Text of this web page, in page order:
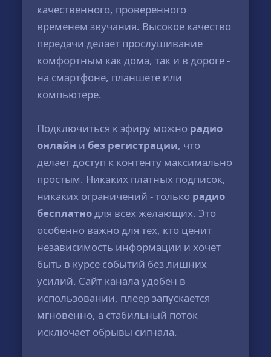
качественного, проверенного
временем звучания. Высокое качество
передачи делает прослушивание
комфортным как дома, так и в дороге -
на смартфоне, планшете или
компьютере.
Подключиться к эфиру можно радио
онлайн ибез регистрации, что
делает доступ к контенту максимально
простым. Никаких платных подписок,
никаких ограничений - только радио
бесплатнодля всех желающих. Это
особенно важно для тех, кто ценит
независимость информации и хочет
быть в курсе событий без лишних
усилий. Сайт канала удобен в
использовании, плеер запускается
мгновенно, а стабильный поток
исключает обрывы сигнала.